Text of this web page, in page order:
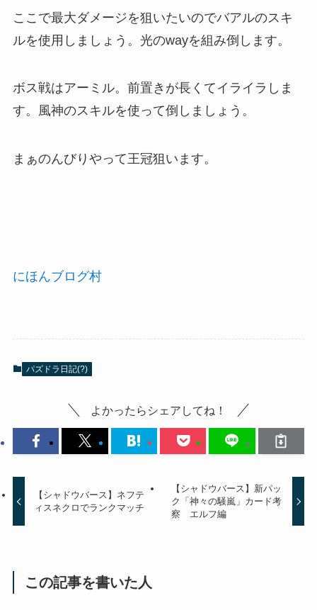
ここで最大ダメージを狙いたいのでバアルのスキ
ルを使用しましょう。光のwayを組み倒します。
ボス戦はアーミル。前置きが長くてイライラしま
す。風神のスキルを使って倒しましょう。
まぁのんびりやって王冠狙います。
にほんブログ村
パズドラ日記(?)
よかったらシェアしてね！
【シャドウバース】ネフテ
ィスネクロでランクマッチ
【シャドウバース】新パッ
ク「神々の騒嵐」カード考
察 エルフ編
この記事を書いた人